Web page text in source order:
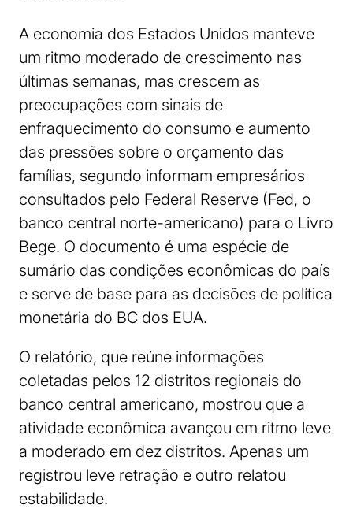
A economia dos Estados Unidos manteve
um ritmo moderado de crescimento nas
últimas semanas, mas crescem as
preocupações com sinais de
enfraquecimento do consumo e aumento
das pressões sobre o orçamento das
famílias, segundo informam empresários
consultados pelo Federal Reserve (Fed, o
banco central norte-americano) para o Livro
Bege. O documento é uma espécie de
sumário das condições econômicas do país
e serve de base para as decisões de política
monetária do BC dos EUA.
O relatório, que reúne informações
coletadas pelos 12 distritos regionais do
banco central americano, mostrou que a
atividade econômica avançou em ritmo leve
a moderado em dez distritos. Apenas um
registrou leve retração e outro relatou
estabilidade.